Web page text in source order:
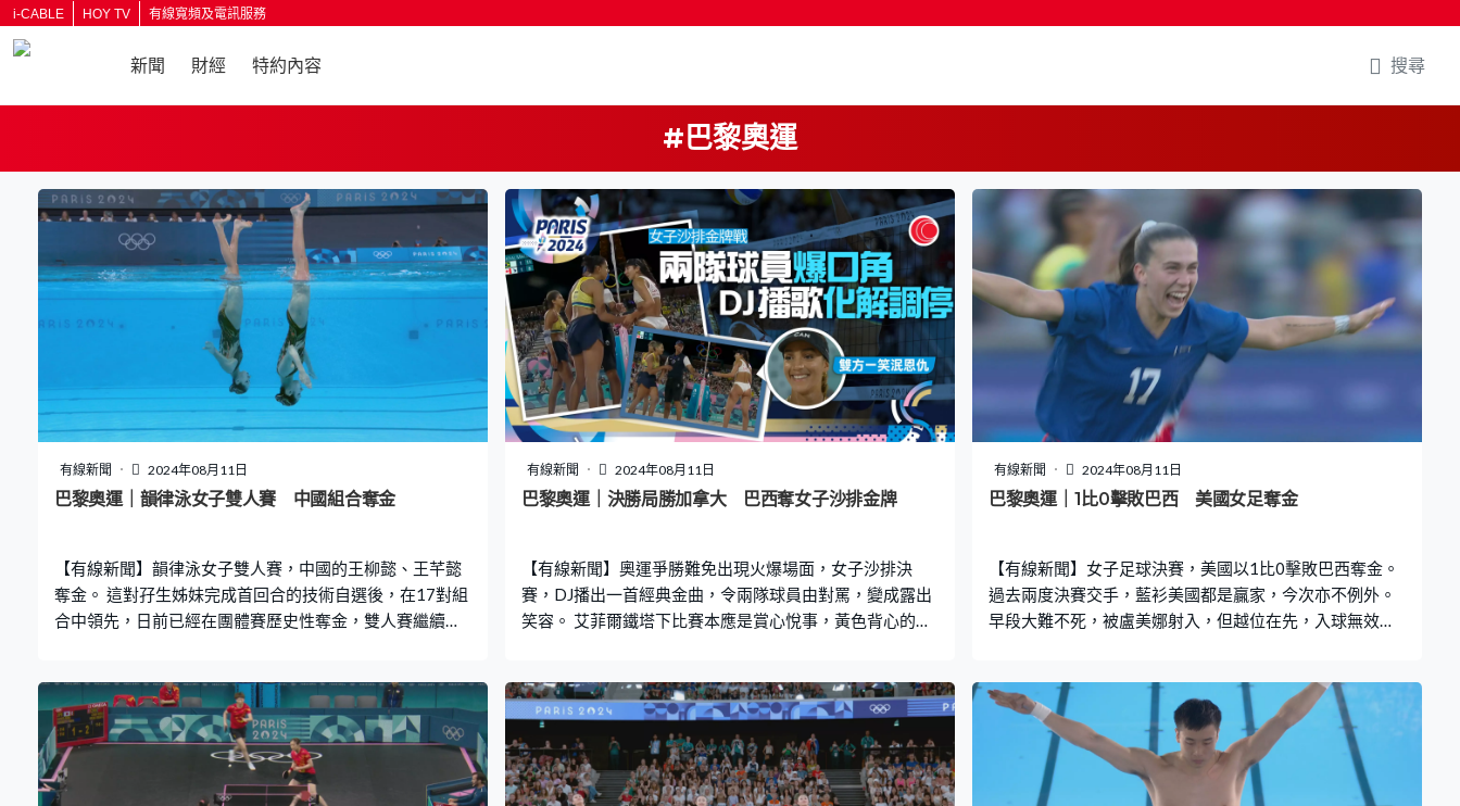
i-CABLE HOY TV 有線寬頻及電訊服務
新聞 財經 特約內容 搜尋
#巴黎奧運
按輸入鍵開始搜尋
有線新聞 2024年08月11日
巴黎奧運｜韻律泳女子雙人賽 中國組合奪金
【有線新聞】韻律泳女子雙人賽，中國的王柳懿、王芊懿
奪金。 這對孖生姊妹完成首回合的技術自選後，在17對組
合中領先，日前已經在團體賽歷史性奪金，雙人賽繼續好
566.4783，接近8分優勢力壓英國奪金，荷蘭得第3。
有線新聞 2024年08月11日
巴黎奧運｜決勝局勝加拿大 巴西奪女子沙排金牌
【有線新聞】奧運爭勝難免出現火爆場面，女子沙排決
賽，DJ播出一首經典金曲，令兩隊球員由對罵，變成露出
笑容。 艾菲爾鐵塔下比賽本應是賞心悅事，黃色背心的巴
一面黃牌，氣氛緊張之際，突然起歌——約翰連儂的
《Imagine》。原本準備重新比賽的球員都暫時停下來，開
始露出笑容，球迷揮手大合唱，多屆奧運開幕、包括上屆
東京都出現過這首經典名曲，傳達出對人類處境的關懷與
有線新聞 2024年08月11日
巴黎奧運｜1比0擊敗巴西 美國女足奪金
【有線新聞】女子足球決賽，美國以1比0擊敗巴西奪金。
過去兩度決賽交手，藍衫美國都是贏家，今次亦不例外。
早段大難不死，被盧美娜射入，但越位在先，入球無效。